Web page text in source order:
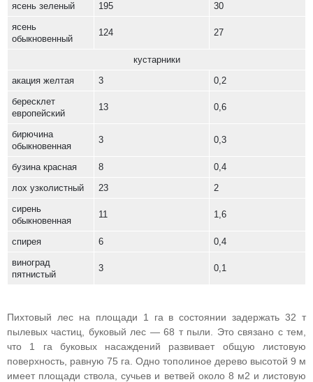
ясень зеленый
195
30
ясень
обыкновенный
124 27
кустарники
акация желтая
3
0,2
бересклет
европейский
13 0,6
бирючина
обыкновенная
3 0,3
бузина красная 8
0,4
лох узколистный
23
2
сирень
обыкновенная
11 1,6
спирея 6
0,4
виноград
пятнистый
3 0,1
Пихтовый лес на площади 1 га в состоянии задержать 32 т
пылевых частиц, буковый лес — 68 т пыли. Это связано с тем,
что 1 га буковых насаждений развивает общую листовую
поверхность, равную 75 га. Одно тополиное дерево высотой 9 м
имеет площади ствола, сучьев и ветвей около 8 м2 и листовую